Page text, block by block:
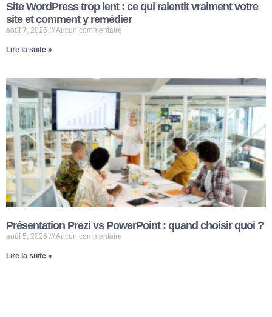
Site WordPress trop lent : ce qui ralentit vraiment votre
site et comment y remédier
août 7, 2026 Aucun commentaire
Lire la suite »
Présentation Prezi vs PowerPoint : quand choisir quoi ?
août 5, 2026 Aucun commentaire
Lire la suite »